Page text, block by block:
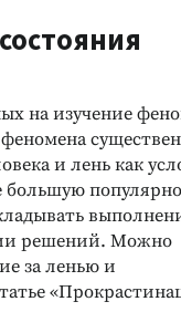
на изучение
и лень как
большую
решений. Можно
за ленью и